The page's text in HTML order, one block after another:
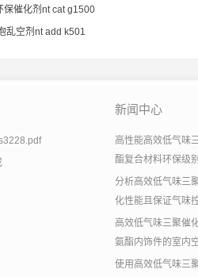
1,3-diamine CAS No10563-29-8
保催化剂nt cat g1500
乱空剂nt add k501
新闻中心
高性能高效低气味
酯复合材料环保级
分析高效低气味三
化性能且保证气味
高效低气味三聚催
氨酯内饰件的室内
使用高效低气味三